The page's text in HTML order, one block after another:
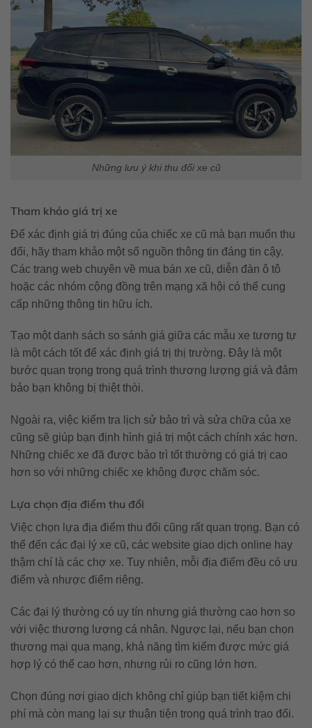
Những lưu ý khi thu đổi xe cũ
Tham khảo giá trị xe
Để xác định giá trị đúng của chiếc xe cũ mà bạn muốn thu
đổi, hãy tham khảo một số nguồn thông tin đáng tin cậy.
Các trang web chuyên về mua bán xe cũ, diễn đàn ô tô
hoặc các nhóm cộng đồng trên mạng xã hội có thể cung
cấp những thông tin hữu ích.
Tạo một danh sách so sánh giá giữa các mẫu xe tương tự
là một cách tốt để xác định giá trị thị trường. Đây là một
bước quan trọng trong quá trình thương lượng giá và đảm
bảo bạn không bị thiệt thòi.
Ngoài ra, việc kiểm tra lịch sử bảo trì và sửa chữa của xe
cũng sẽ giúp bạn định hình giá trị một cách chính xác hơn.
Những chiếc xe đã được bảo trì tốt thường có giá trị cao
hơn so với những chiếc xe không được chăm sóc.
Lựa chọn địa điểm thu đổi
Việc chọn lựa địa điểm thu đổi cũng rất quan trọng. Bạn có
thể đến các đại lý xe cũ, các website giao dịch online hay
thậm chí là các chợ xe. Tuy nhiên, mỗi địa điểm đều có ưu
điểm và nhược điểm riêng.
Các đại lý thường có uy tín nhưng giá thường cao hơn so
với việc thương lượng cá nhân. Ngược lại, nếu bạn chọn
thương mại qua mạng, khả năng tìm kiếm được mức giá
hợp lý có thể cao hơn, nhưng rủi ro cũng lớn hơn.
Chọn đúng nơi giao dịch không chỉ giúp bạn tiết kiệm chi
phí mà còn mang lại sự thuận tiện trong quá trình trao đổi.